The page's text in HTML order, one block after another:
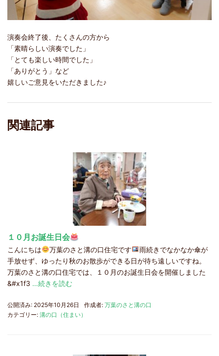
演奏会終了後、たくさんの方から
「素晴らしい演奏でした」
「とても楽しい時間でした」
「ありがとう」など
嬉しいご意見をいただきました♪
関連記事
１０月お誕生日会
こんにちは 万葉のさと溝の口住宅です
雨続きでなかなか傘が
手放せず、ゆったり秋のお散歩ができる日が待ち遠しいですね。
万葉のさと溝の口住宅では、１０月のお誕生日会を開催しました
&#x1f3 …続きを読む
公開済み: 2025年10月26日 作成者: 万葉のさと溝の口
カテゴリー: 溝の口（住まい）